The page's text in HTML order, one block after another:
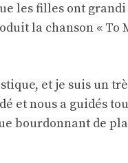
les filles ont
la chanson « To
et je suis un
et nous a guidés
bourdonnant de